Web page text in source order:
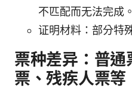
不匹配而无法完成。
证明材料：部分特
票种差异：普
票、残疾人票等